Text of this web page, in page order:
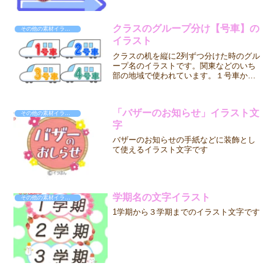
その他の素材イラスト
クラスのグループ分け【号車】の
イラスト
クラスの机を縦に2列ずつ分けた時のグル
ープ名のイラストです。関東などのいち
部の地域で使われています。１号車から4
その他の素材イラスト
「バザーのお知らせ」イラスト文
字
バザーのお知らせの手紙などに装飾とし
て使えるイラスト文字です
学期名の文字イラスト
1学期から３学期までのイラスト文字です